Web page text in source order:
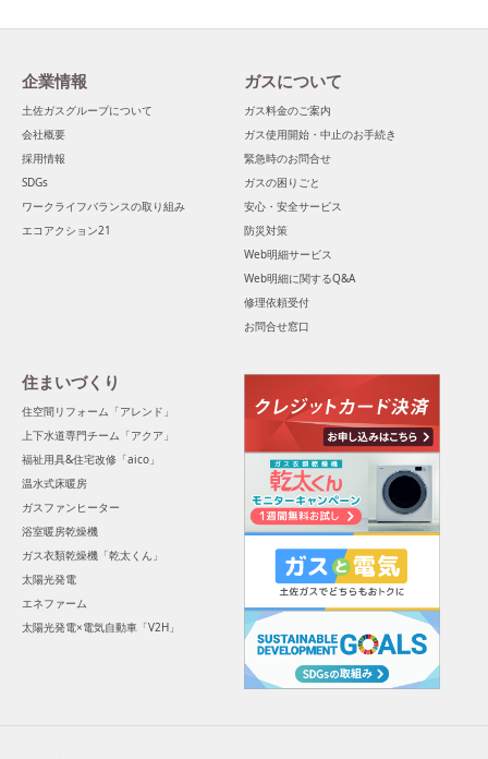
企業情報
土佐ガスグループについて
会社概要
採用情報
SDGs
ワークライフバランスの取り組み
エコアクション21
ガスについて
ガス料金のご案内
ガス使用開始・中止のお手続き
緊急時のお問合せ
ガスの困りごと
安心・安全サービス
防災対策
Web明細サービス
Web明細に関するQ&A
修理依頼受付
お問合せ窓口
住まいづくり
住空間リフォーム「アレンド」
上下水道専門チーム「アクア」
福祉用具&住宅改修「aico」
温水式床暖房
ガスファンヒーター
浴室暖房乾燥機
ガス衣類乾燥機「乾太くん」
太陽光発電
エネファーム
太陽光発電×電気自動車「V2H」